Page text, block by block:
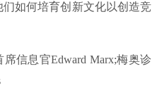
如何培育创新文化以创造竞
信息官Edward Marx;梅奥诊